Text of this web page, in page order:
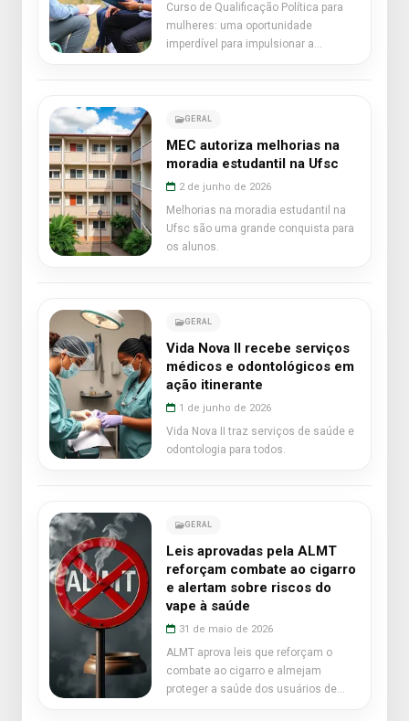
Curso de Qualificação Política para
mulheres: uma oportunidade
imperdível para impulsionar a
GERAL
MEC autoriza melhorias na
moradia estudantil na Ufsc
2 de junho de 2026
Melhorias na moradia estudantil na
Ufsc são uma grande conquista para
os alunos.
GERAL
Vida Nova II recebe serviços
médicos e odontológicos em
ação itinerante
1 de junho de 2026
Vida Nova II traz serviços de saúde e
odontologia para todos.
GERAL
Leis aprovadas pela ALMT
reforçam combate ao cigarro
e alertam sobre riscos do
vape à saúde
31 de maio de 2026
ALMT aprova leis que reforçam o
combate ao cigarro e almejam
proteger a saúde dos usuários de